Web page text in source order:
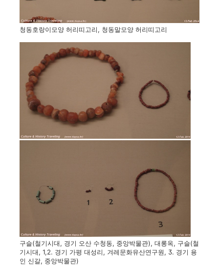
청동호랑이모양 허리띠고리, 청동말모양 허리띠고리
구슬(철기시대, 경기 오산 수청동, 중앙박물관), 대롱옥, 구슬(철
기시대, 1,2. 경기 가평 대성리, 겨레문화유산연구원, 3. 경기 용
인 신갈, 중앙박물관)